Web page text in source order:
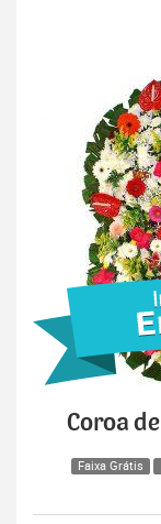
Coroa
Faixa Grátis